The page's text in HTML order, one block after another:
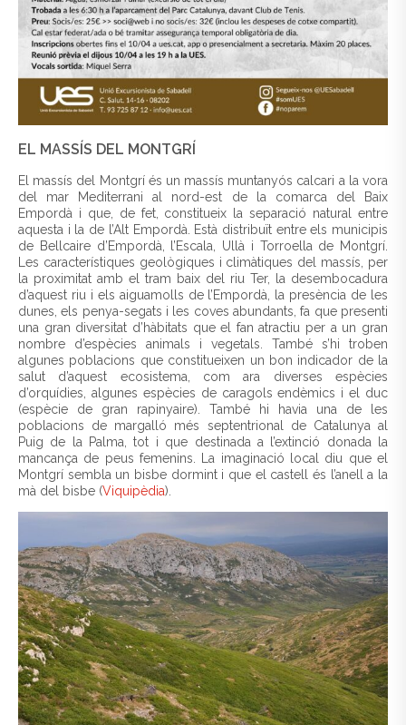
EL MASSÍS DEL MONTGRÍ
El massís del Montgrí és un massís muntanyós calcari a la vora
del mar Mediterrani al nord-est de la comarca del Baix
Empordà i que, de fet, constitueix la separació natural entre
aquesta i la de l’Alt Empordà. Està distribuït entre els municipis
de Bellcaire d’Empordà, l’Escala, Ullà i Torroella de Montgrí.
Les característiques geològiques i climàtiques del massís, per
la proximitat amb el tram baix del riu Ter, la desembocadura
d’aquest riu i els aiguamolls de l’Empordà, la presència de les
dunes, els penya-segats i les coves abundants, fa que presenti
una gran diversitat d’hàbitats que el fan atractiu per a un gran
nombre d’espècies animals i vegetals. També s’hi troben
algunes poblacions que constitueixen un bon indicador de la
salut d’aquest ecosistema, com ara diverses espècies
d’orquídies, algunes espècies de caragols endèmics i el duc
(espècie de gran rapinyaire). També hi havia una de les
poblacions de margalló més septentrional de Catalunya al
Puig de la Palma, tot i que destinada a l’extinció donada la
mancança de peus femenins. La imaginació local diu que el
Montgrí sembla un bisbe dormint i que el castell és l’anell a la
mà del bisbe (Viquipèdia).